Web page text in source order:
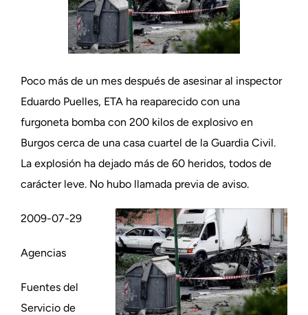
Poco más de un mes después de asesinar al inspector
Eduardo Puelles, ETA ha reaparecido con una
furgoneta bomba con 200 kilos de explosivo en
Burgos cerca de una casa cuartel de la Guardia Civil.
La explosión ha dejado más de 60 heridos, todos de
carácter leve. No hubo llamada previa de aviso.
2009-07-29
Agencias
Fuentes del
Servicio de